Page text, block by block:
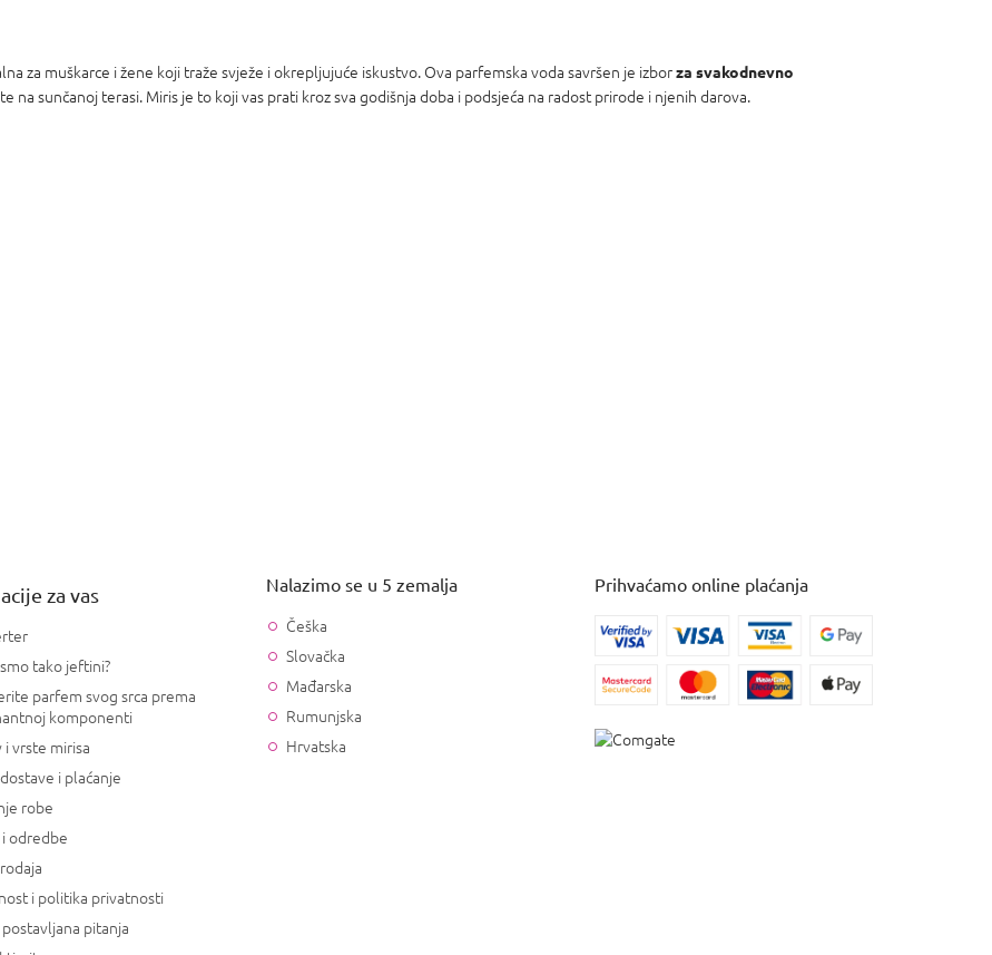
za muškarce i žene koji traže svježe i okrepljujuće iskustvo. Ova parfemska voda savršen je izborza svakodnevno
na sunčanoj terasi. Miris je to koji vas prati kroz sva godišnja doba i podsjeća na radost prirode i njenih darova.
za vas
tako jeftini?
parfem svog srca prema
komponenti
i vrste mirisa
i plaćanje
robe
odredbe
i politika privatnosti
pitanja
Nalazimo se u 5 zemalja
Češka
Slovačka
Mađarska
Rumunjska
Hrvatska
Prihvaćamo online plaćanja